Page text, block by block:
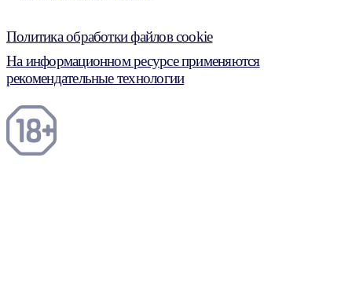
Политика обработки файлов cookie
На информационном ресурсе применяются
рекомендательные технологии